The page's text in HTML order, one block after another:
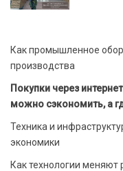
Как промышленное
производства
Покупки через
можно сэкономить, а
Техника и
экономики
Как технологии меняют